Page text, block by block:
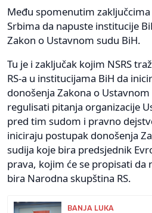
Među spomenutim zaključcima
Srbima da napuste institucije
Zakon o Ustavnom sudu BiH.
Tu je i zaključak kojim NSRS
RS-a u institucijama BiH da
donošenja Zakona o
regulisati pitanja organizacije
pred tim sudom i pravno
iniciraju postupak donošenja
sudija koje bira predsjednik
prava, kojim će se propisati da
bira Narodna skupština RS.
BANJA LUKA